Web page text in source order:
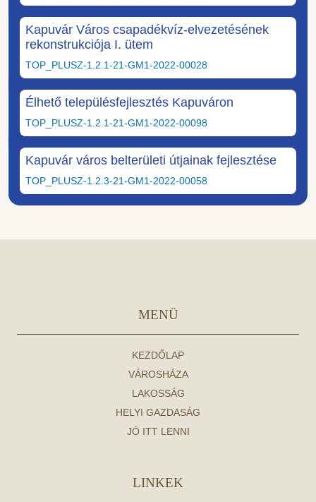
Kapuvár Város csapadékvíz-elvezetésének
rekonstrukciója I. ütem
TOP_PLUSZ-1.2.1-21-GM1-2022-00028
Élhető településfejlesztés Kapuváron
TOP_PLUSZ-1.2.1-21-GM1-2022-00098
Kapuvár város belterületi útjainak fejlesztése
TOP_PLUSZ-1.2.3-21-GM1-2022-00058
MENÜ
KEZDŐLAP
VÁROSHÁZA
LAKOSSÁG
HELYI GAZDASÁG
JÓ ITT LENNI
LINKEK